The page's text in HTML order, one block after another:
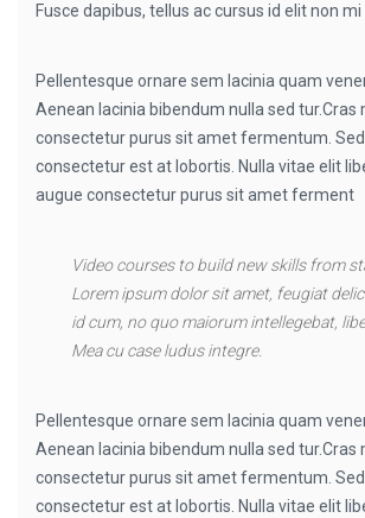
Fusce dapibus, tellus ac cursus id elit non mi
Pellentesque ornare sem lacinia quam
Aenean lacinia bibendum nulla sed tur.Cras
consectetur purus sit amet fermentum.
consectetur est at lobortis. Nulla vitae elit
augue consectetur purus sit amet ferment
Video courses to build new skills from
Lorem ipsum dolor sit amet, feugiat
id cum, no quo maiorum intellegebat,
Mea cu case ludus integre.
Pellentesque ornare sem lacinia quam
Aenean lacinia bibendum nulla sed tur.Cras
consectetur purus sit amet fermentum.
consectetur est at lobortis. Nulla vitae elit